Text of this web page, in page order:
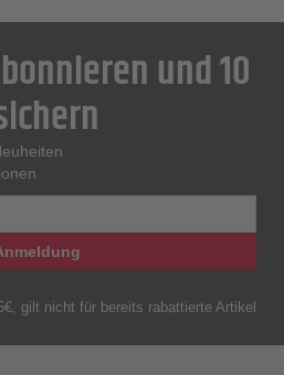
und 10
gilt nicht für bereits rabattierte Artikel